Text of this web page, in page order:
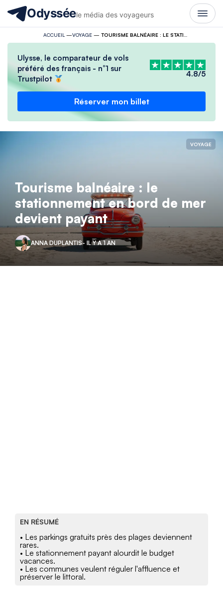
Odysséele média des voyageurs
ACCUEIL —VOYAGE—
Ulysse, le comparateur de vols
préféré des français - n°1 sur
Trustpilot
4.8/5
Réserver mon billet
VOYAGE
Tourisme balnéaire : le
stationnement en bord de mer
devient payant
ANNA DUPLANTIS- IL Y A 1 AN
EN RÉSUMÉ
• Les parkings gratuits près des plages deviennent
rares.
• Le stationnement payant alourdit le budget
vacances.
• Les communes veulent réguler l'affluence et
préserver le littoral.